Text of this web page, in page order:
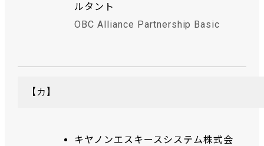
ルタント
OBC Alliance Partnership Basic
【カ】
キヤノンエスキースシステム株式会